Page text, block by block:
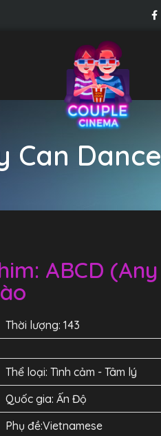
Can
ABCD
Thời lượng: 143
Thể loại: Tình cảm - Tâm lý
Quốc gia: Ấn Độ
Phụ đề:Vietnamese